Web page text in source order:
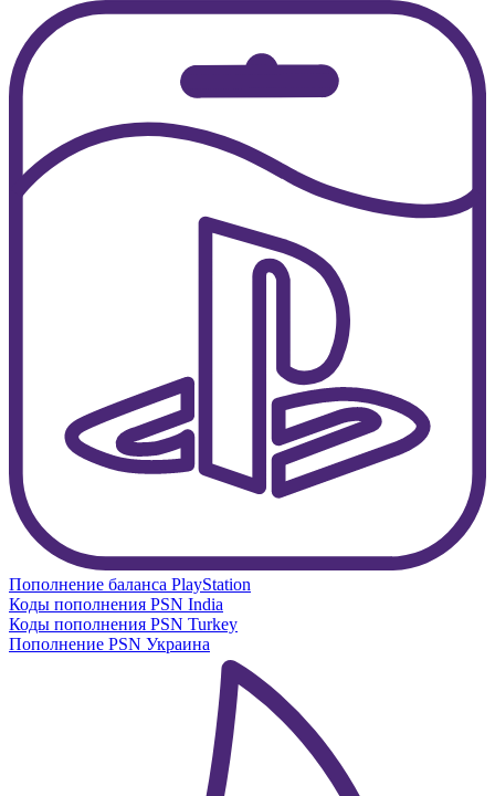
Пополнение баланса PlayStation
Коды пополнения PSN India
Коды пополнения PSN Turkey
Пополнение PSN Украина